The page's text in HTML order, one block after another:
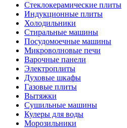
Стеклокерамические плиты
Индукционные плиты
Холодильники
Стиральные машины
Посудомоечные машины
Микроволновые печи
Варочные панели
Электроплиты
Духовые шкафы
Газовые плиты
Вытяжки
Сушильные машины
Кулеры для воды
Морозильники